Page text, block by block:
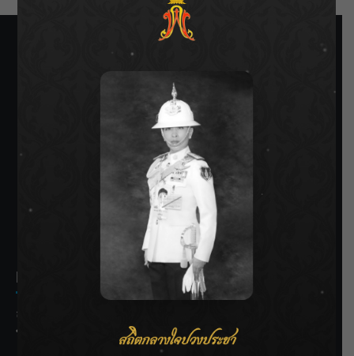
SIAMRATH VARIETY
THE BEST ENTERTAINMENT
Recent Posts
ลุยไม่หยุด!! กรมชลฯ เร่งเคลียร์ผักตบชวา-ติดตั้งเครื่องสูบน้ำ
ทั่วไทย